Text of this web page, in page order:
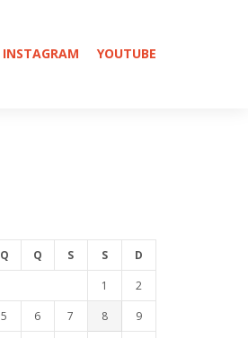
INSTAGRAM YOUTUBE
Q Q S S
D
1
2
5 6 7 8
9